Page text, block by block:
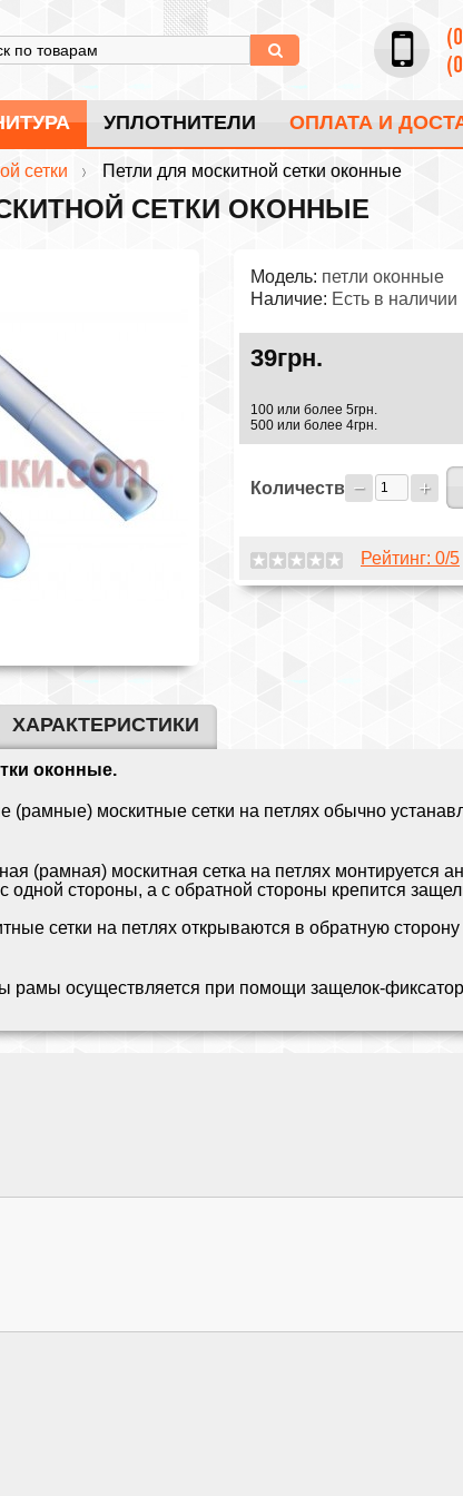
УПЛОТНИТЕЛИ ОПЛАТА И
сетки Петли для москитной сетки оконные
СЕТКИ ОКОННЫЕ
Модель: петли оконные
Наличие: Есть в наличии
39грн.
100 или более 5грн.
500 или более 4грн.
Количество:
Рейтинг: 0/5
ХАРАКТЕРИСТИКИ
оконные.
москитные сетки на петлях обычно
(рамная) москитная сетка на петлях монтируется
одной стороны, а с обратной стороны крепится
сетки на петлях открываются в обратную
рамы осуществляется при помощи защелок-